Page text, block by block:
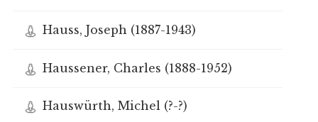
Hauss, Joseph (1887-1943)
Haussener, Charles (1888-1952)
Hauswürth, Michel (?-?)